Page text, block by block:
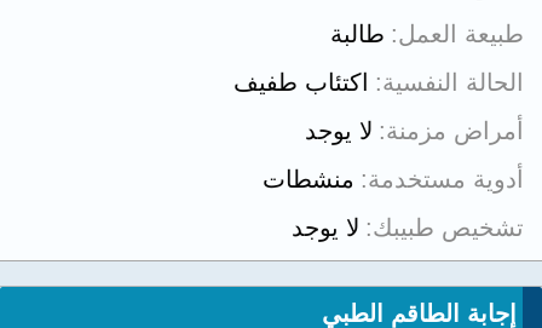
طبيعة العمل طالبة
الحالة النفسية
اكتئاب طفيف
أمراض مزمنة لا يوجد
أدوية مستخدمة
منشطات
تشخيص طبيبك لا يوجد
إجابة الطاقم الطبي